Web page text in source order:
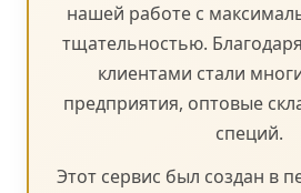
нашей работе с
тщательностью.
клиентами стали
предприятия, оптовые
специй.
Этот сервис был создан в